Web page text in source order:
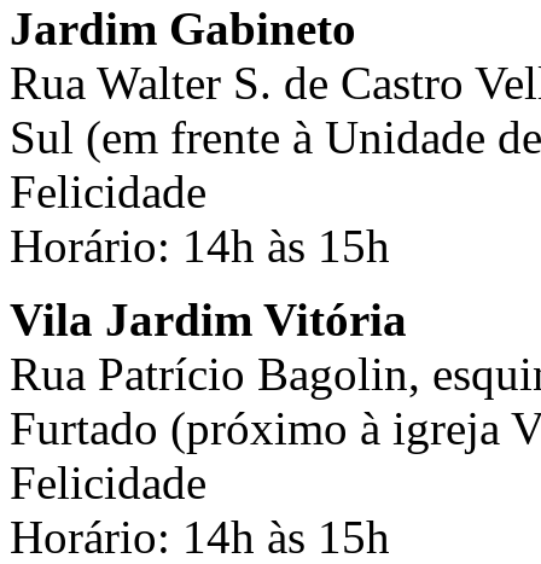
Jardim Gabineto
Rua Walter S. de Castro
Sul (em frente à Unidade
Felicidade
Horário: 14h às 15h
Vila Jardim Vitória
Rua Patrício Bagolin,
Furtado (próximo à igreja
Felicidade
Horário: 14h às 15h